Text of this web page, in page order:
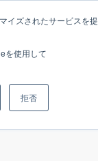
イズされたサービスを提
を使用して
拒否